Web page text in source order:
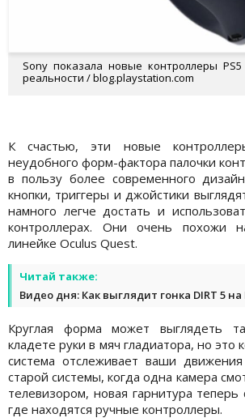
Sony показала новые контроллеры
реальности / blog.playstation.com
К счастью, эти новые
неудобного форм-фактора палочки
в пользу более современного
кнопки, триггеры и джойстики
намного легче достать и
контроллерах. Они очень похожи
линейке Oculus Quest.
Читай также:
Видео дня: Как выглядит гонка DIRT 5 на
Круглая форма может выглядеть
кладете руки в мяч гладиатора, но это
система отслеживает ваши
старой системы, когда одна камера
телевизором, новая гарнитура теперь
где находятся ручные контроллеры.